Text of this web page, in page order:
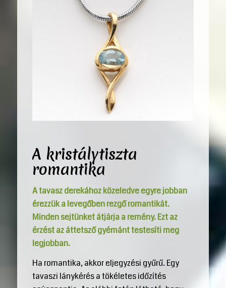
A kristálytiszta
romantika
A tavasz derekához közeledve egyre jobban
érezzük a levegőben rezgő romantikát.
Minden sejtünket átjárja a remény. Ezt az
érzést az áttetsző gyémánt testesíti meg
legjobban.
Ha romantika, akkor eljegyzési gyűrű. Egy
tavaszi lánykérés a tökéletes időzítés